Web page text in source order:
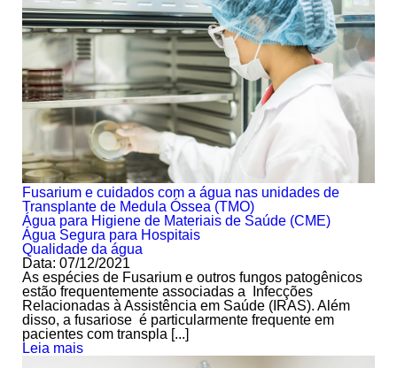
Fusarium e cuidados com a água nas unidades de
Transplante de Medula Óssea (TMO)
Água para Higiene de Materiais de Saúde (CME)
Água Segura para Hospitais
Qualidade da água
Data: 07/12/2021
As espécies de Fusarium e outros fungos patogênicos
estão frequentemente associadas a Infecções
Relacionadas à Assistência em Saúde (IRAS). Além
disso, a fusariose é particularmente frequente em
pacientes com transpla [...]
Leia mais